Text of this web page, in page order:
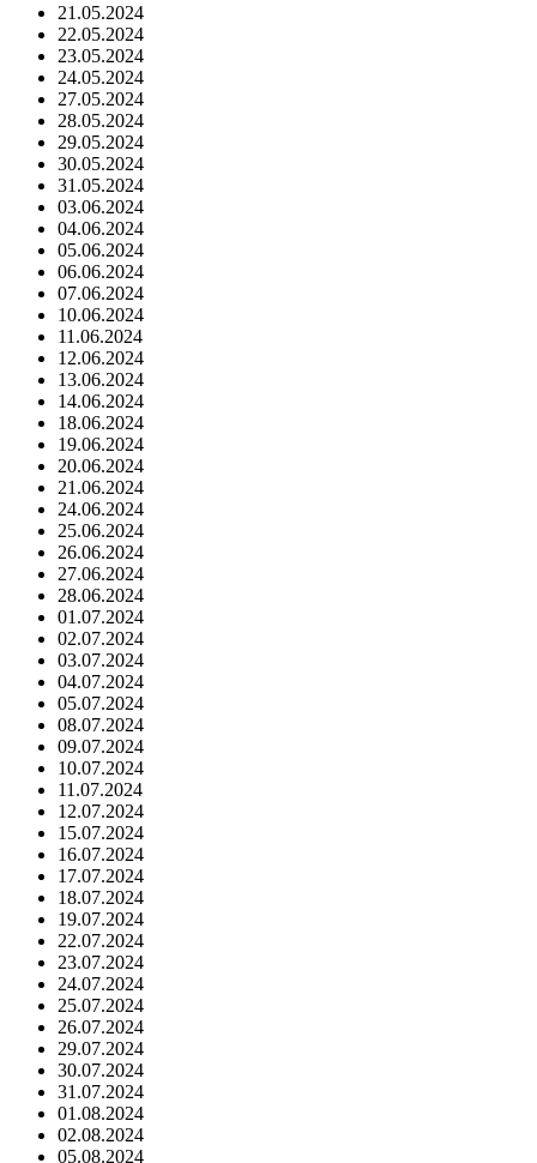
21.05.2024
22.05.2024
23.05.2024
24.05.2024
27.05.2024
28.05.2024
29.05.2024
30.05.2024
31.05.2024
03.06.2024
04.06.2024
05.06.2024
06.06.2024
07.06.2024
10.06.2024
11.06.2024
12.06.2024
13.06.2024
14.06.2024
18.06.2024
19.06.2024
20.06.2024
21.06.2024
24.06.2024
25.06.2024
26.06.2024
27.06.2024
28.06.2024
01.07.2024
02.07.2024
03.07.2024
04.07.2024
05.07.2024
08.07.2024
09.07.2024
10.07.2024
11.07.2024
12.07.2024
15.07.2024
16.07.2024
17.07.2024
18.07.2024
19.07.2024
22.07.2024
23.07.2024
24.07.2024
25.07.2024
26.07.2024
29.07.2024
30.07.2024
31.07.2024
01.08.2024
02.08.2024
05.08.2024